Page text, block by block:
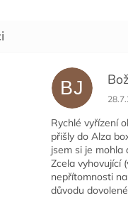
5 z 5 hvězdiček.
BJ
Rychlé vyřízení
přišly do Alza
jsem si je mohla
Zcela vyhovující
nepřítomnosti
důvodu